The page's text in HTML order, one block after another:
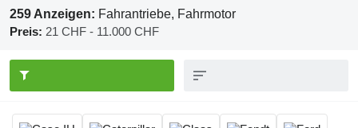
259 Anzeigen: Fahrantriebe, Fahrmotor
Preis: 21 CHF - 11.000 CHF